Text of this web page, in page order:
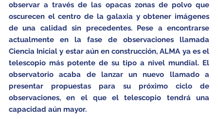
observar a través de las opacas zonas de polvo que
oscurecen el centro de la galaxia y obtener imágenes
de una calidad sin precedentes. Pese a encontrarse
actualmente en la fase de observaciones llamada
Ciencia Inicial y estar aún en construcción, ALMA ya es el
telescopio más potente de su tipo a nivel mundial. El
observatorio acaba de lanzar un nuevo llamado a
presentar propuestas para su próximo ciclo de
observaciones, en el que el telescopio tendrá una
capacidad aún mayor.